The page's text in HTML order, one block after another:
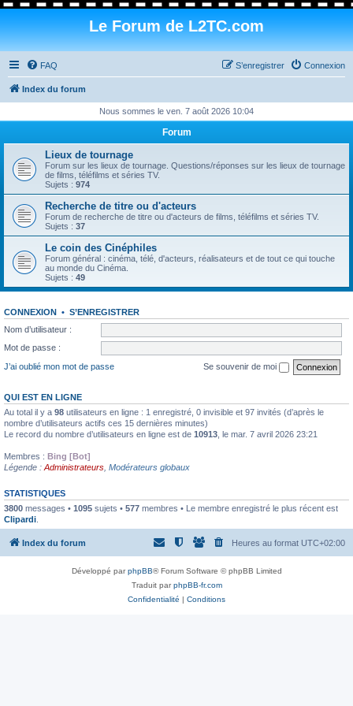
Le Forum de L2TC.com
FAQ Connexion
S’enregistrer
Index du forum
Nous sommes le ven. 7 août 2026 10:04
Forum
Lieux de tournage
Forum sur les lieux de tournage. Questions/réponses sur les lieux de tournage
de films, téléfilms et séries TV.
Sujets : 974
Recherche de titre ou d'acteurs
Forum de recherche de titre ou d'acteurs de films, téléfilms et séries TV.
Sujets : 37
Le coin des Cinéphiles
Forum général : cinéma, télé, d'acteurs, réalisateurs et de tout ce qui touche
au monde du Cinéma.
Sujets : 49
CONNEXION • S’ENREGISTRER
Nom d’utilisateur :
Mot de passe :
J’ai oublié mon mot de passe
Se souvenir de moi
QUI EST EN LIGNE
Au total il y a 98 utilisateurs en ligne : 1 enregistré, 0 invisible et 97 invités (d’après le
nombre d’utilisateurs actifs ces 15 dernières minutes)
Le record du nombre d’utilisateurs en ligne est de 10913 , le mar. 7 avril 2026 23:21
Membres : Bing [Bot]
Légende : Administrateurs Modérateurs globaux
STATISTIQUES
3800 messages • 1095 sujets • 577 membres • Le membre enregistré le plus récent est
Clipardi
Index du forum Heures au format UTC+02:00
Développé parphpBB® Forum Software © phpBB Limited
Traduit parphpBB-fr.com
Confidentialité | Conditions